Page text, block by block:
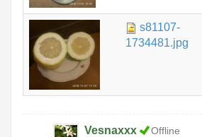
s81107-
1734481.jpg
Vesnaxxx
Offline